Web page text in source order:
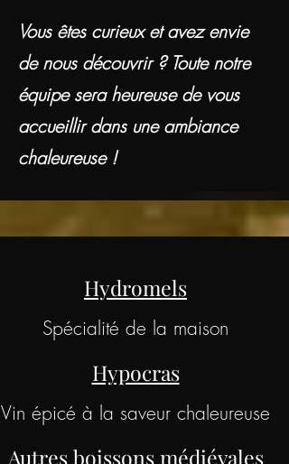
Vous êtes curieux et avez envie
de nous découvrir ? Toute notre
équipe sera heureuse de vous
accueillir dans une ambiance
chaleureuse !
Hydromels
Spécialité de la maison
Hypocras
Vin épicé à la saveur chaleureuse
Autres boissons médiévales